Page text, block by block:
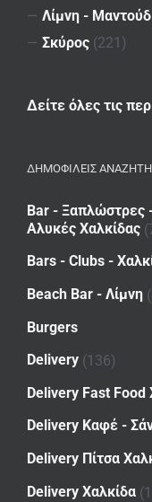
— Λίμνη -
— Σκύρος (221)
Δείτε όλες τις
ΔΗΜΟΦΙΛΕΙΣ
Bar - Ξαπλώστρες
Αλυκές Χαλκίδας
Bars - Clubs -
Beach Bar - Λίμνη
Burgers
Delivery (136)
Delivery Fast Food
Delivery Καφέ -
Delivery Πίτσα
Delivery Χαλκίδα